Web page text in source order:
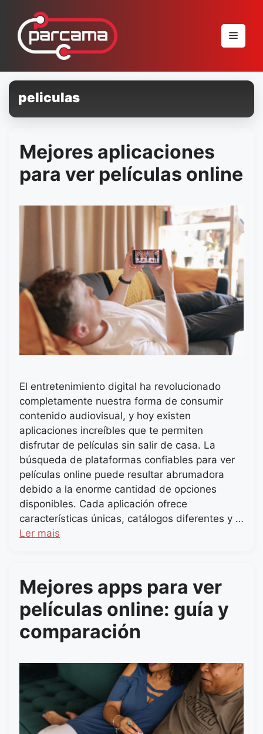
conteúdo
Menu
peliculas
Mejores aplicaciones
para ver películas online
El entretenimiento digital ha revolucionado
completamente nuestra forma de consumir
contenido audiovisual, y hoy existen
aplicaciones increíbles que te permiten
disfrutar de películas sin salir de casa. La
búsqueda de plataformas confiables para ver
películas online puede resultar abrumadora
debido a la enorme cantidad de opciones
disponibles. Cada aplicación ofrece
características únicas, catálogos diferentes y …
Ler mais
Mejores apps para ver
películas online: guía y
comparación